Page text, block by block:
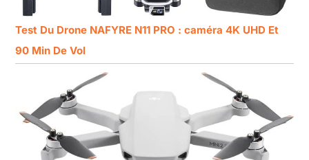
Test Du Drone NAFYRE N11 PRO : caméra 4K UHD Et
90 Min De Vol